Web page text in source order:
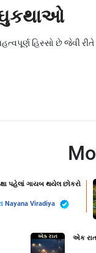
હિસ્સો છે જેવી
પહેલાં ગાયબ થયેલ છોકરો
Nayana Viradiya
એક